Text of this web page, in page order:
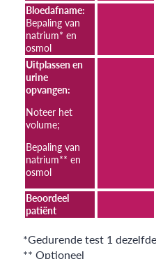
Bloedafname:
Bepaling van
natrium* en
osmol
Uitplassen en
urine
opvangen:
Noteer het
volume;
Bepaling van
natrium** en
osmol
Beoordeel
patiënt
*Gedurende test 1
** Optioneel